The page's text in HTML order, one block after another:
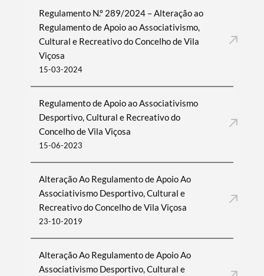
Regulamento N.º 289/2024 – Alteração ao
Regulamento de Apoio ao Associativismo,
Cultural e Recreativo do Concelho de Vila
Viçosa
15-03-2024
Regulamento de Apoio ao Associativismo
Desportivo, Cultural e Recreativo do
Concelho de Vila Viçosa
15-06-2023
Alteração Ao Regulamento de Apoio Ao
Associativismo Desportivo, Cultural e
Recreativo do Concelho de Vila Viçosa
23-10-2019
Alteração Ao Regulamento de Apoio Ao
Associativismo Desportivo, Cultural e